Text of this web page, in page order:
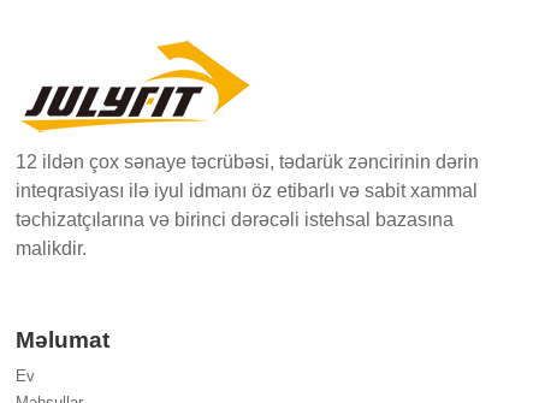
12 ildən çox sənaye təcrübəsi, tədarük zəncirinin dərin
inteqrasiyası ilə iyul idmanı öz etibarlı və sabit xammal
təchizatçılarına və birinci dərəcəli istehsal bazasına
malikdir.
Məlumat
Ev